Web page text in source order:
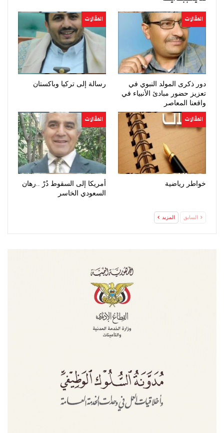
المقالات
دور ذكرى المولد النبوي في
تعزيز حضور مبادئ الأنبياء في
واقعنا المعاصر
المقالات
رسالة إلى تركيا وباكستان
المقالات
خواطر رياضية
المقالات
أمريكا إلى السقوط دُرْ ..رهان
السعودي الخاسر
السابق المزيد